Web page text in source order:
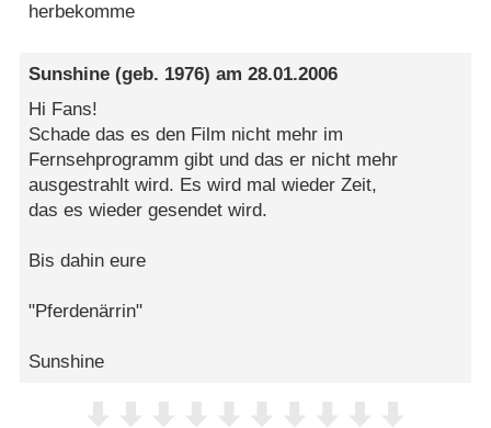
herbekomme
Sunshine (geb. 1976) am28.01.2006
Hi Fans!
Schade das es den Film nicht mehr im
Fernsehprogramm gibt und das er nicht mehr
ausgestrahlt wird. Es wird mal wieder Zeit,
das es wieder gesendet wird.
Bis dahin eure
"Pferdenärrin"
Sunshine